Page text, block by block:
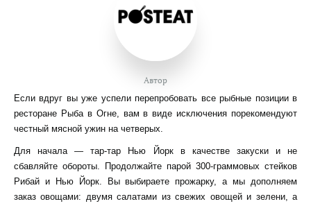
Автор
Если вдруг вы уже успели перепробовать все рыбные позиции в
ресторане Рыба в Огне, вам в виде исключения порекомендуют
честный мясной ужин на четверых.
Для начала — тар-тар Нью Йорк в качестве закуски и не
сбавляйте обороты. Продолжайте парой 300-граммовых стейков
Рибай и Нью Йорк. Вы выбираете прожарку, а мы дополняем
заказ овощами: двумя салатами из свежих овощей и зелени, а